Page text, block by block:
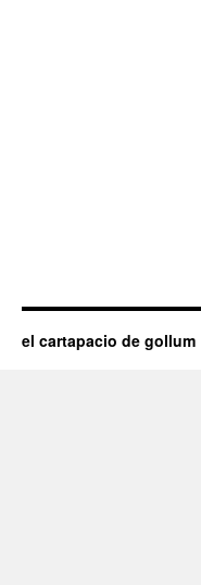
el cartapacio de gollum